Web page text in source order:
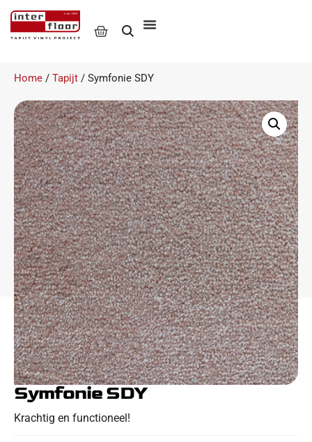
Home / Tapijt / Symfonie SDY
Symfonie SDY
Krachtig en functioneel!